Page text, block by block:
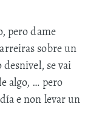
pero dame
sobre un
se vai
algo, … pero
e non levar un